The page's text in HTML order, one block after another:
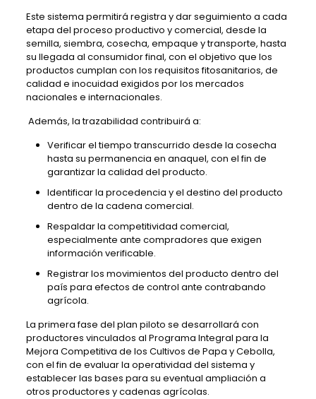
Este sistema permitirá registra y dar seguimiento a cada
etapa del proceso productivo y comercial, desde la
semilla, siembra, cosecha, empaque y transporte, hasta
su llegada al consumidor final, con el objetivo que los
productos cumplan con los requisitos fitosanitarios, de
calidad e inocuidad exigidos por los mercados
nacionales e internacionales.
Además, la trazabilidad contribuirá a:
Verificar el tiempo transcurrido desde la cosecha
hasta su permanencia en anaquel, con el fin de
garantizar la calidad del producto.
Identificar la procedencia y el destino del producto
dentro de la cadena comercial.
Respaldar la competitividad comercial,
especialmente ante compradores que exigen
información verificable.
Registrar los movimientos del producto dentro del
país para efectos de control ante contrabando
agrícola.
La primera fase del plan piloto se desarrollará con
productores vinculados al Programa Integral para la
Mejora Competitiva de los Cultivos de Papa y Cebolla,
con el fin de evaluar la operatividad del sistema y
establecer las bases para su eventual ampliación a
otros productores y cadenas agrícolas.